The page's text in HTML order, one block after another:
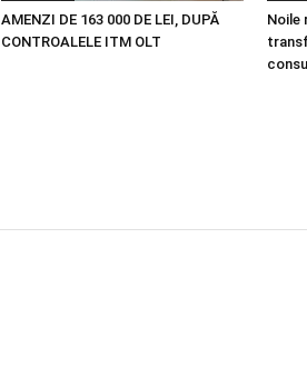
AMENZI DE 163 000 DE LEI, DUPĂ
CONTROALELE ITM OLT
Noile